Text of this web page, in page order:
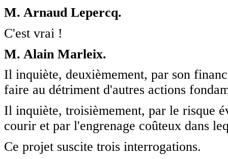
M. Arnaud Lepercq.
C'est vrai !
M. Alain Marleix.
Il inquiète, deuxièmement, par son
faire au détriment d'autres actions
Il inquiète, troisièmement, par le risque
courir et par l'engrenage coûteux dans
Ce projet suscite trois interrogations.